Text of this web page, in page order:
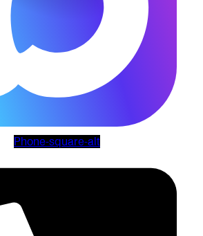
Phone-square-alt